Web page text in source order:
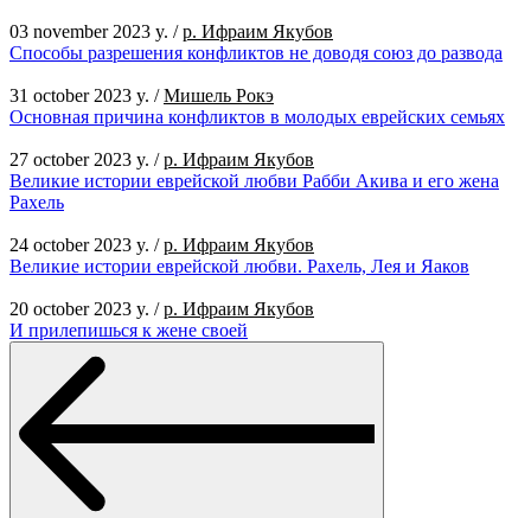
03 november 2023 y. /р. Ифраим Якубов
Способы разрешения конфликтов не доводя союз до развода
31 october 2023 y. /Мишель Рокэ
Основная причина конфликтов в молодых еврейских семьях
27 october 2023 y. /р. Ифраим Якубов
Великие истории еврейской любви Рабби Акива и его жена
Рахель
24 october 2023 y. /р. Ифраим Якубов
Великие истории еврейской любви. Рахель, Лея и Яаков
20 october 2023 y. /р. Ифраим Якубов
И прилепишься к жене своей